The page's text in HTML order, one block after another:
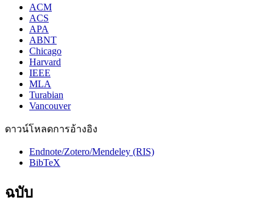
ACM
ACS
APA
ABNT
Chicago
Harvard
IEEE
MLA
Turabian
Vancouver
ดาวน์โหลดการอ้างอิง
Endnote/Zotero/Mendeley (RIS)
BibTeX
ฉบับ